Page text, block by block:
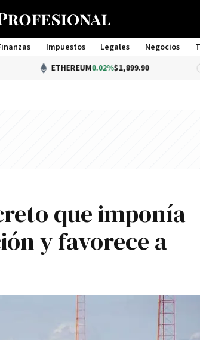
Impuestos Legales Negocios
Management
ETHEREUM 0.02%$1,899.90
que imponía
y favorece a